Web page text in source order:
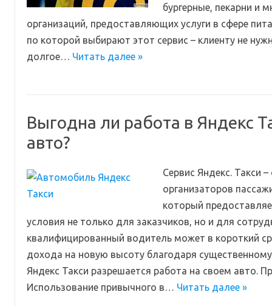
бургерные, пекарни и
организаций, предоставляющих услуги в сфере
по которой выбирают этот сервис – клиенту не
долгое… Читать далее »
Выгодна ли работа в Яндекс
авто?
Сервис Яндекс. Такси
организаторов
который
условия не только для заказчиков, но и для
квалифицированный водитель может в короткий
дохода на новую высоту благодаря
Яндекс Такси разрешается работа на своем авто.
Использование привычного в… Читать далее »